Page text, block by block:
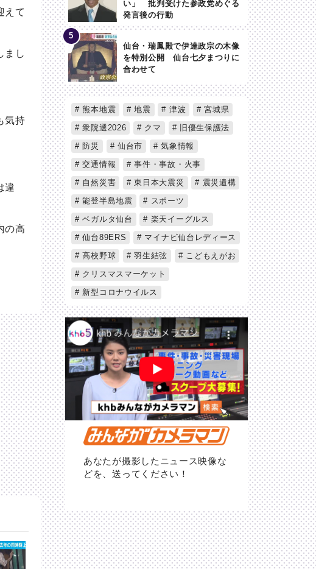
えて
まし
気持
違
の高
い」 批判受けた参政党めぐる
発言後の行動
仙台・瑞鳳殿で伊達政宗の木像
を特別公開 仙台七夕まつりに
合わせて
熊本地震 地震 津波
宮城県
衆院選2026
クマ
旧優生保護法
防災
仙台市
気象情報
交通情報
事件・事故・火事
自然災害
東日本大震災
震災遺構
能登半島地震
スポーツ
ベガルタ仙台
楽天イーグルス
仙台89ERS
マイナビ仙台レディース
高校野球
羽生結弦
こどもえがお
クリスマスマーケット
新型コロナウイルス
あなたが撮影したニュース映像な
どを、送ってください！